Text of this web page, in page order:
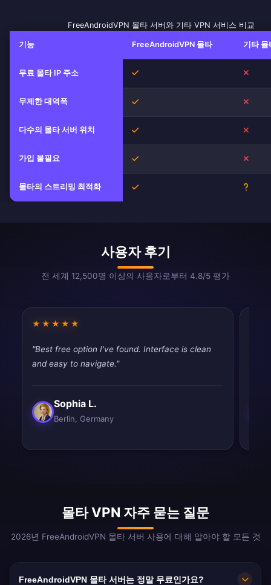
FreeAndroidVPN 몰타 서버와 기타 VPN 서비스 비교
기능 FreeAndroidVPN 몰타 기타 몰
무료 몰타 IP 주소 예
무제한 대역폭 예
다수의 몰타 서버 위치 예
가입 불필요 예
몰타의 스트리밍 최적화 예
사용자 후기
전 세계 12,500명 이상의 사용자로부터 4.8/5 평가
★★★★★
"Best free option I've found. Interface is clean
and easy to navigate."
Sophia L.
Berlin, Germany
몰타 VPN 자주 묻는 질문
2026년 FreeAndroidVPN 몰타 서버 사용에 대해 알아야 할 모든 것
FreeAndroidVPN 몰타 서버는 정말 무료인가요?